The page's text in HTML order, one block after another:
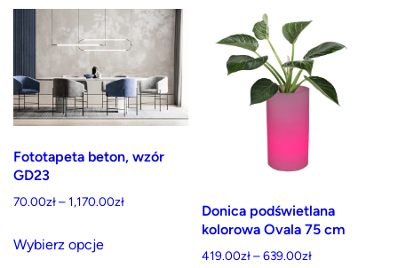
do
1,170.00zł
ma
wiele
wariantów.
Opcje
wybrać
na
produktu
Fototapeta beton, wzór
GD23
70.00zł–1,170.00złZakres
Wybierz opcje
Donica podświetlana
kolorowa Ovala 75 cm
419.00zł – 639.00złZakres